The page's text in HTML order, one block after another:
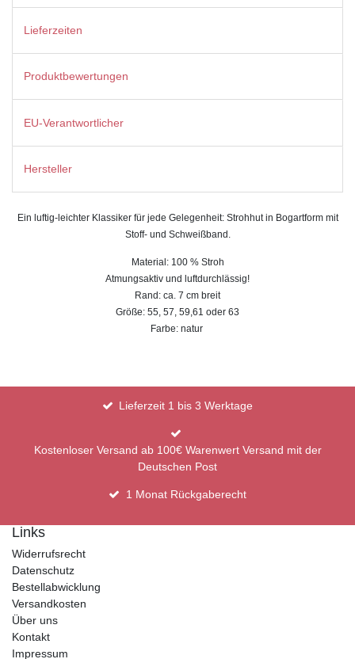
Lieferzeiten
Produktbewertungen
EU-Verantwortlicher
Hersteller
Ein luftig-leichter Klassiker für jede Gelegenheit: Strohhut in Bogartform mit
Stoff- und Schweißband.
Material: 100 % Stroh
Atmungsaktiv und luftdurchlässig!
Rand: ca. 7 cm breit
Größe: 55, 57, 59,61 oder 63
Farbe: natur
Lieferzeit 1 bis 3 Werktage
Kostenloser Versand ab 100€ Warenwert Versand mit der
Deutschen Post
1 Monat Rückgaberecht
Links
Widerrufsrecht
Datenschutz
Bestellabwicklung
Versandkosten
Über uns
Kontakt
Impressum